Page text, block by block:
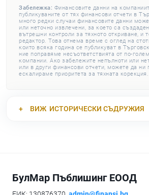
Забележка: Финансовите данни на
публикуваните от тях финансови отчети в
много редки случаи финансовите данни
или неточно извлечени, за което са
вътрешни контроли за тяхното откриване, и
редактор. Това отнема време с оглед на
които всяка година се публикуват в
ние поправяме несъответствията от по-
компании. Ако забележите непълноти или
или в други финансови отчети, можете да ни
ескалираме приоритета за тяхната корекция.
ВИЖ ИСТОРИЧЕСКИ СЪДРУЖИЯ
БулМар Пъблишинг ЕООД